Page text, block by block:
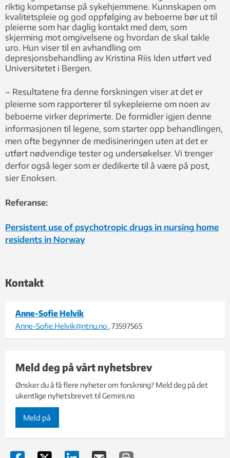
riktig kompetanse på sykehjemmene. Kunnskapen om
kvalitetspleie og god oppfølging av beboerne bør ut til
pleierne som har daglig kontakt med dem, som
skjerming mot omgivelsene og hvordan de skal takle
uro. Hun viser til en avhandling om
depresjonsbehandling av Kristina Riis Iden utført ved
Universitetet i Bergen.
– Resultatene fra denne forskningen viser at det er
pleierne som rapporterer til sykepleierne om noen av
beboerne virker deprimerte. De formidler igjen denne
informasjonen til legene, som starter opp behandlingen,
men ofte begynner de medisineringen uten at det er
utført nødvendige tester og undersøkelser. Vi trenger
derfor også leger som er dedikerte til å være på post,
sier Enoksen.
Referanse:
Persistent use of psychotropic drugs in nursing home
residents in Norway
Kontakt
Anne-Sofie Helvik
Anne-Sofie.Helvik@ntnu.no , 73597565
Meld deg på vårt nyhetsbrev
Ønsker du å få flere nyheter om forskning? Meld deg på det
ukentlige nyhetsbrevet til Gemini.no
Meld på